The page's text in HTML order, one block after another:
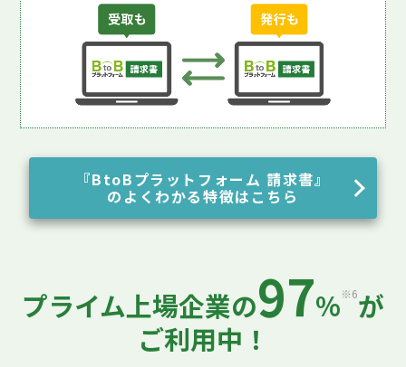
『BtoBプラットフォーム 請求書』
のよくわかる特徴はこちら
プライム上場企業の97%※6が
ご利用中！